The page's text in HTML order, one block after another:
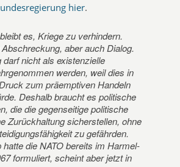
hier.
es, Kriege zu verhindern.
aber auch Dialog.
nicht als existenzielle
werden, weil dies in
zum präemptiven Handeln
Deshalb braucht es politische
die die gegenseitige politische
Zurückhaltung sicherstellen, ohne
zu gefährden.
die NATO bereits im Harmel-
formuliert, scheint aber jetzt in